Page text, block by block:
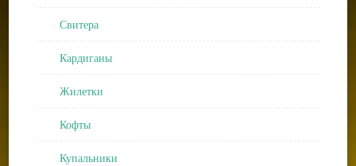
Свитера
Кардиганы
Жилетки
Кофты
Купальники